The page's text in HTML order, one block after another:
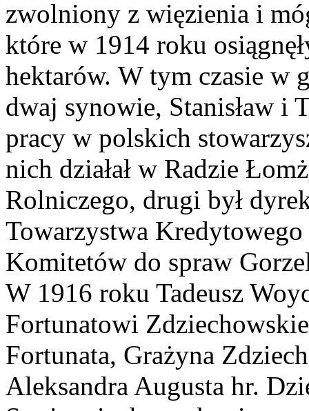
zwolniony z więzienia i
które w 1914 roku
hektarów. W tym czasie w
dwaj synowie, Stanisław i
pracy w polskich
nich działał w Radzie
Rolniczego, drugi był
Towarzystwa
Komitetów do spraw
W 1916 roku Tadeusz
Fortunatowi
Fortunata, Grażyna
Aleksandra Augusta hr.